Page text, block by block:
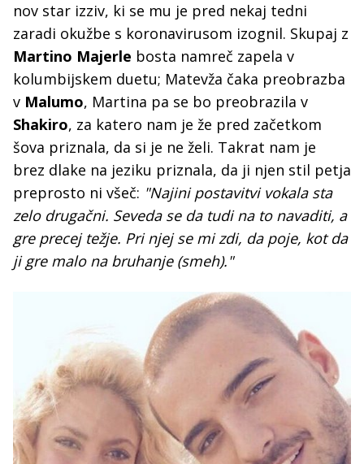
nov star izziv, ki se mu je pred nekaj tedni
zaradi okužbe s koronavirusom izognil. Skupaj z
Martino Majerle bosta namreč zapela v
kolumbijskem duetu; Matevža čaka preobrazba
v Malumo, Martina pa se bo preobrazila v
Shakiro, za katero nam je že pred začetkom
šova priznala, da si je ne želi. Takrat nam je
brez dlake na jeziku priznala, da ji njen stil petja
preprosto ni všeč: "Najini postavitvi vokala sta
zelo drugačni. Seveda se da tudi na to navaditi, a
gre precej težje. Pri njej se mi zdi, da poje, kot da
ji gre malo na bruhanje (smeh)."